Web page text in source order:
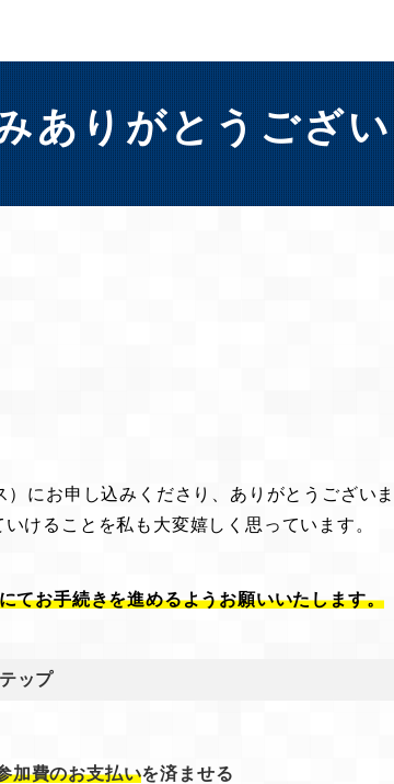
ありがとうござ
にお申し込みくださり、ありがとうござい
けることを私も大変嬉しく思っています。
てお手続きを進めるようお願いいたします。
ップ
加費のお支払いを済ませる